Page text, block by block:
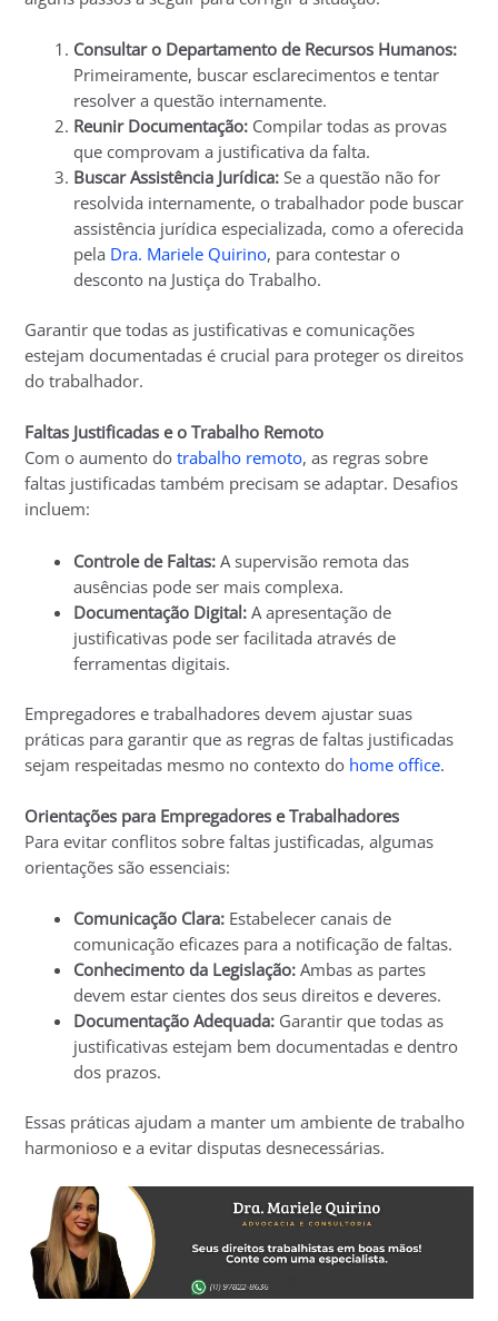
Consultar o Departamento de Recursos Humanos:
Primeiramente, buscar esclarecimentos e tentar
resolver a questão internamente.
Reunir Documentação: Compilar todas as provas
que comprovam a justificativa da falta.
Buscar Assistência Jurídica: Se a questão não for
resolvida internamente, o trabalhador pode buscar
assistência jurídica especializada, como a oferecida
pela Dra. Mariele Quirino, para contestar o
desconto na Justiça do Trabalho.
Garantir que todas as justificativas e comunicações
estejam documentadas é crucial para proteger os direitos
do trabalhador.
Faltas Justificadas e o Trabalho Remoto
Com o aumento dotrabalho remoto, as regras sobre
faltas justificadas também precisam se adaptar. Desafios
incluem:
Controle de Faltas: A supervisão remota das
ausências pode ser mais complexa.
Documentação Digital: A apresentação de
justificativas pode ser facilitada através de
ferramentas digitais.
Empregadores e trabalhadores devem ajustar suas
práticas para garantir que as regras de faltas justificadas
sejam respeitadas mesmo no contexto do home office.
Orientações para Empregadores e Trabalhadores
Para evitar conflitos sobre faltas justificadas, algumas
orientações são essenciais:
Comunicação Clara: Estabelecer canais de
comunicação eficazes para a notificação de faltas.
Conhecimento da Legislação: Ambas as partes
devem estar cientes dos seus direitos e deveres.
Documentação Adequada: Garantir que todas as
justificativas estejam bem documentadas e dentro
dos prazos.
Essas práticas ajudam a manter um ambiente de trabalho
harmonioso e a evitar disputas desnecessárias.